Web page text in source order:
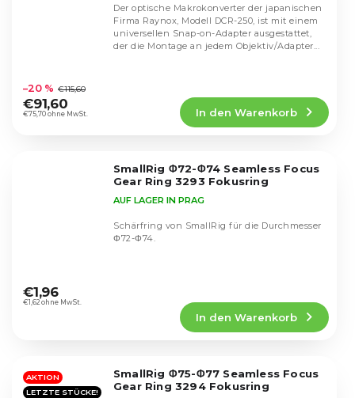
durchschnittliche
Produktbewertung
ist
€75,70 ohne MwSt.
–20 % €115,60
€91,60
In den Warenkorb
Der optische Makrokonverter der japanischen
Firma Raynox, Modell DCR-250, ist mit einem
universellen Snap-on-Adapter ausgestattet,
der die Montage an jedem Objektiv/Adapter...
SmallRig Φ72-Φ74 Seamless Focus
Gear Ring 3293 Fokusring
durchschnittliche
Produktbewertung
Sternen.
AUF LAGER IN PRAG
€1,62 ohne MwSt.
€1,96
In den Warenkorb
Schärfring von SmallRig für die Durchmesser
Φ72-Φ74.
AKTION
LETZTE STÜCKE!
SmallRig Φ75-Φ77 Seamless Focus
Gear Ring 3294 Fokusring